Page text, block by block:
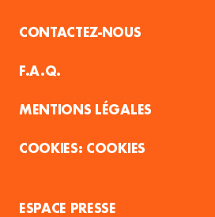
CONTACTEZ-NOUS
F.A.Q.
MENTIONS LÉGALES
COOKIES
ESPACE PRESSE